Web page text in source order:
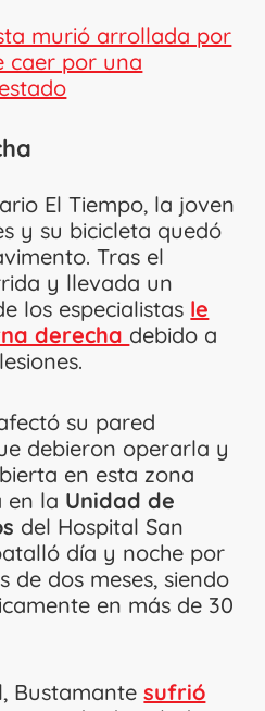
murió arrollada por
caer por una
El Tiempo, la joven
y su bicicleta quedó
Tras el
y llevada un
los especialistas le
derecha debido a
su pared
debieron operarla y
en esta zona
en la Unidad de
del Hospital San
día y noche por
de dos meses, siendo
en más de 30
Bustamantesufrió